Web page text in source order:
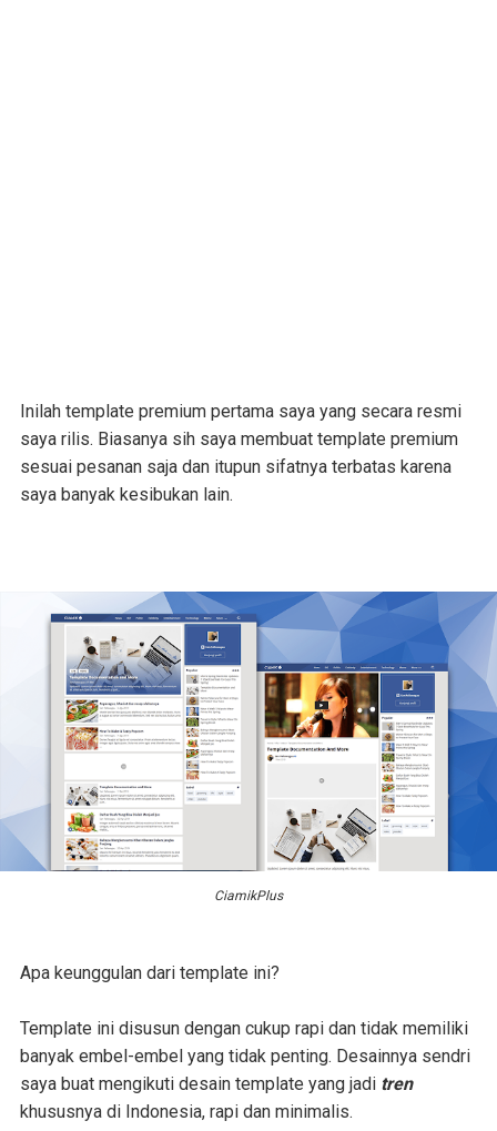
Inilah template premium pertama saya yang secara resmi
saya rilis. Biasanya sih saya membuat template premium
sesuai pesanan saja dan itupun sifatnya terbatas karena
saya banyak kesibukan lain.
CiamikPlus
Apa keunggulan dari template ini?
Template ini disusun dengan cukup rapi dan tidak memiliki
banyak embel-embel yang tidak penting. Desainnya sendri
saya buat mengikuti desain template yang jadi tren
khususnya di Indonesia, rapi dan minimalis.